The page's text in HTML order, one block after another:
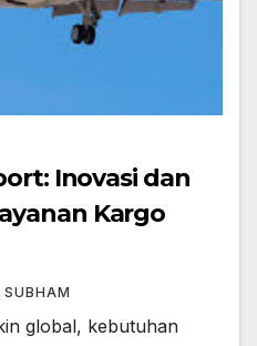
Inovasi dan
Kargo
SUBHAM
global, kebutuhan